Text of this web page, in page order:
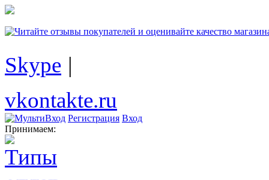
Skype |
vkontakte.ru
Регистрация Вход
Принимаем: